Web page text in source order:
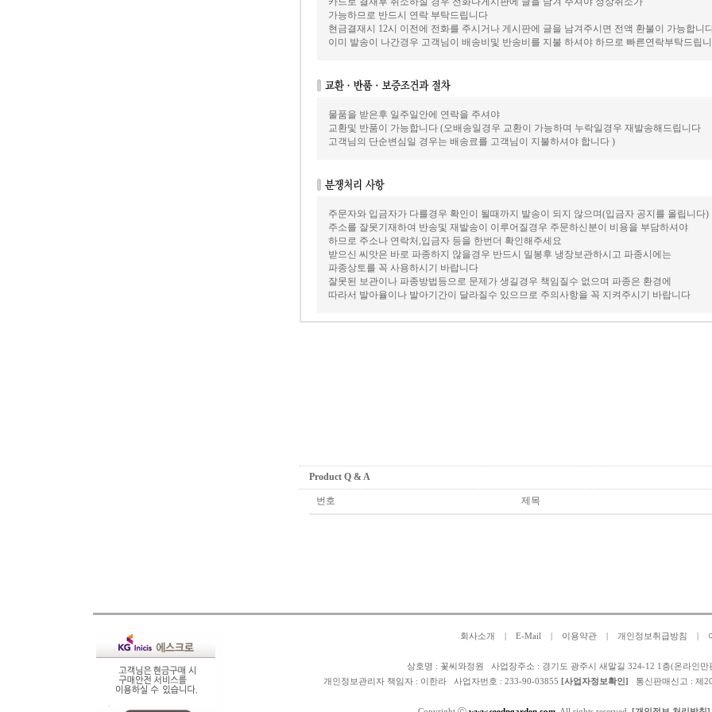
가능하므로 반드시 연락 부탁드립니다
현금결재시 12시 이전에 전화를 주시거나 게시판에 글을 남겨주시면 전액 환불이 가능합니
이미 발송이 나간경우 고객님이 배송비및 반송비를 지불 하셔야 하므로 빠른연락부탁드립
물품을 받은후 일주일안에 연락을 주셔야
교환및 반품이 가능합니다 (오배송일경우 교환이 가능하며 누락일경우 재발송해드립니다
고객님의 단순변심일 경우는 배송료를 고객님이 지불하셔야 합니다 )
주문자와 입금자가 다를경우 확인이 될때까지 발송이 되지 않으며(입금자 공지를 올립니다)
주소를 잘못기재하여 반송및 재발송이 이루어질경우 주문하신분이 비용을 부담하셔야
하므로 주소나 연락처,입금자 등을 한번더 확인해주세요
받으신 씨앗은 바로 파종하지 않을경우 반드시 밀봉후 냉장보관하시고 파종시에는
파종상토를 꼭 사용하시기 바랍니다
잘못된 보관이나 파종방법등으로 문제가 생길경우 책임질수 없으며 파종은 환경에
따라서 발아율이나 발아기간이 달라질수 있으므로 주의사항을 꼭 지켜주시기 바랍니다
Product Q & A
번호 제목
회사소개 E-Mail 이용약관| 개인정보취급방침
상호명 : 꽃씨와정원 사업장주소 : 경기도 광주시 새말길 324-12 1층(온라인
개인정보관리자 책임자 : 이한라사업자번호 : 233-90-03855 [사업자정보확인] 통신판매신고 : 제